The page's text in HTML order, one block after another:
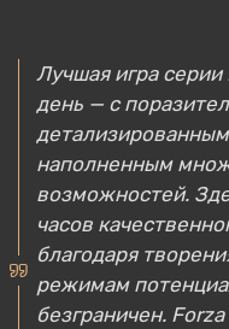
Лучшая игра
день — с
наполненным
возможностей.
часов
благодаря
режимам
безграничен.